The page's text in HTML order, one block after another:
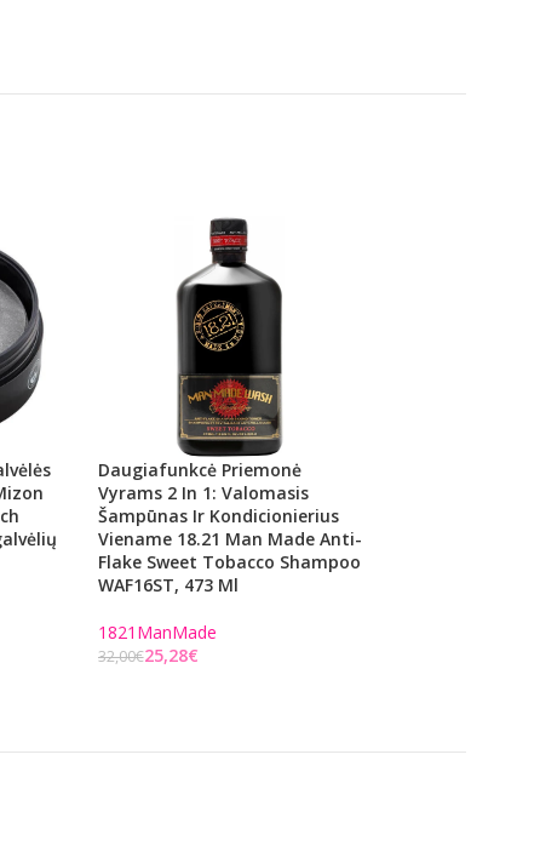
Daugiafunkcė Priemonė
Vyrams 2 In 1: Valomasis
Šampūnas Ir Kondicionierius
Viename 18.21 Man Made Anti-
Flake Sweet Tobacco Shampoo
WAF16ST, 473 Ml
1821ManMade
32,00€25,28€